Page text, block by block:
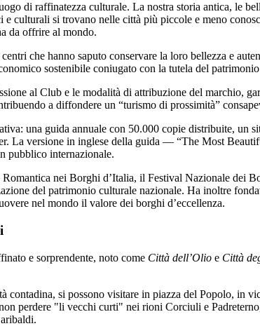
di raffinatezza culturale. La nostra storia antica, le
e culturali si trovano nelle città più piccole e meno
da offrire al mondo.
che hanno saputo conservare la loro bellezza e
sostenibile coniugato con la tutela del
al Club e le modalità di attribuzione del marchio,
a diffondere un “turismo di prossimità”
una guida annuale con 50.000 copie distribuite, un
La versione in inglese della guida — “The Most
pubblico internazionale.
nei Borghi d’Italia, il Festival Nazionale dei
del patrimonio culturale nazionale. Ha inoltre
nel mondo il valore dei borghi d’eccellenza.
e sorprendente, noto come Città dell’Olio e Città
contadina, si possono visitare in piazza del Popolo, in
perdere "li vecchi curti" nei rioni Corciuli e